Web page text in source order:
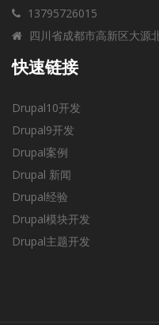
13795726015
四川省成都市高新区大源
快速链接
Drupal10开发
Drupal9开发
Drupal案例
Drupal 新闻
Drupal经验
Drupal模块开发
Drupal主题开发